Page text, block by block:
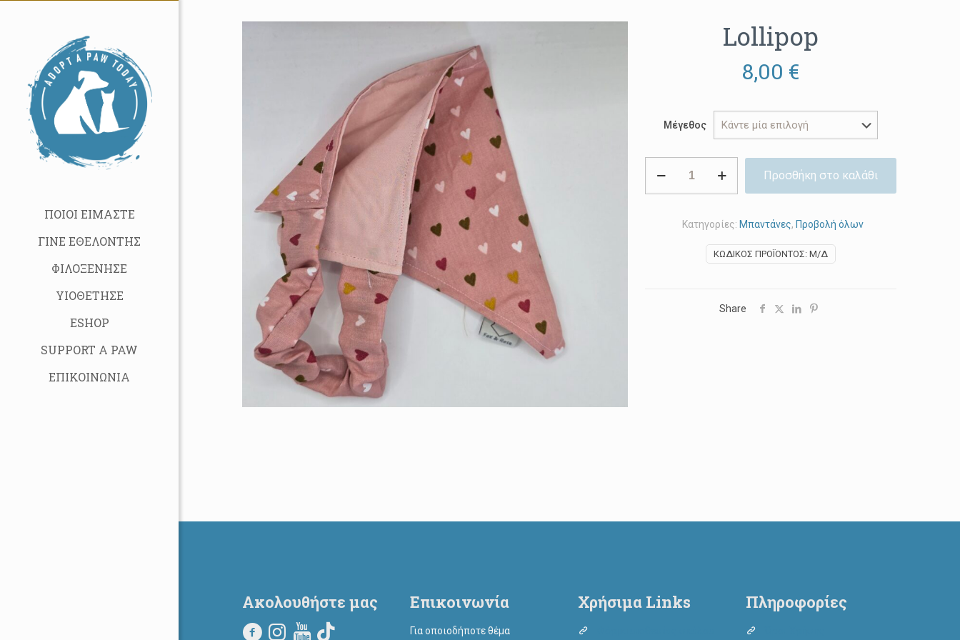
ΠΟΙΟΙ ΕΙΜΑΣΤΕ
ΓΙΝΕ ΕΘΕΛΟΝΤΗΣ
ΦΙΛΟΞΕΝΗΣΕ
ΥΙΟΘΕΤΗΣΕ
ESHOP
SUPPORT A PAW
ΕΠΙΚΟΙΝΩΝΙΑ
Lollipop
8,00 €
Μέγεθος
ποσότητα
Προσθήκη στο καλάθι
ΚΩΔΙΚΌΣ ΠΡΟΪΌΝΤΟΣ: Μ/Δ
Κατηγορίες: Μπαντάνες, Προβολή όλων
Share
Ακολουθήστε μας Επικοινωνία
Για οποιοδήποτε θέμα
Χρήσιμα Links Πληροφορίες